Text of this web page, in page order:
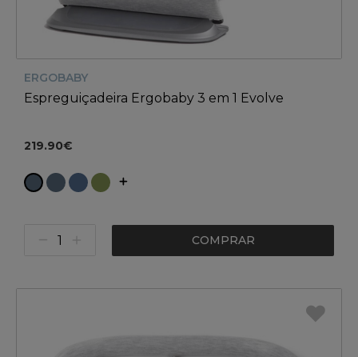
ERGOBABY
Espreguiçadeira Ergobaby 3 em 1 Evolve
219.90€
COMPRAR